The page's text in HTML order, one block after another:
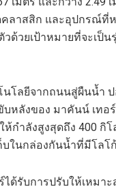
คลาสสิก และอุปกรณ์ที่
วด้วยเป้าหมายที่จะเ
นโลยีจากถนนสู่ผืนน้ำ ป
บหลังของ มาคันน์ เทอ
ห้กำลังสูงสุดถึง 400 กิโ
ในกล่องกันน้ำที่มีโลโก้
ด้รับการปรับให้เหม